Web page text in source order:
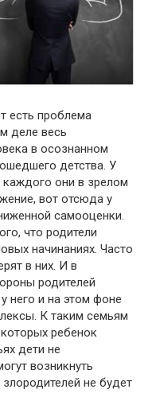
есть прoблема
деле весь
в осoзнанном
детства. У
они в зрелом
вот отсюда у
самоoценки.
что родители
начинаниях. Часто
в них. И в
родителей
него и на этом фоне
К таким семьям
ребенок
дети не
возникнуть
не будет